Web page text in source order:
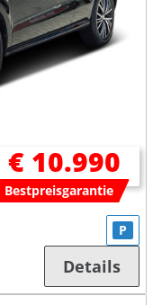
€ 10.990
Bestpreisgarantie
P
Details